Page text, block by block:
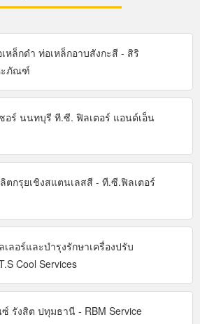
หล็กดำ ท่อเหล็กอาบสังกะสี - สิริ
ภัณฑ์
อร์ นนทบุรี ที.ซี. ฟิลเตอร์ แอนด์เอ็น
ตกรุยเชิงสแตนเลสสี - ที.ซี.ฟิลเตอร์
ลอร์และบำรุงรักษาเครื่องปรับ
Cool Services
รังสิต ปทุมธานี - RBM Service